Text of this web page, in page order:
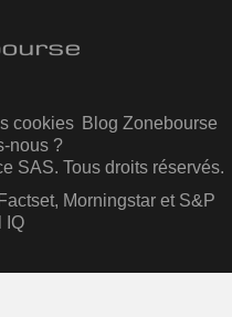
cookies Blog Zonebourse
nous ?
SAS. Tous droits réservés.
Morningstar et S&P
IQ